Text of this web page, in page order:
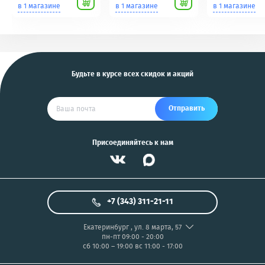
Scher-Khan,
Tomahawk, Pandora,
в 1 магазине
для фотоаппаратов
NIKON/SONY COOL
в 1 магазине
в 1 магазине
Будьте в курсе всех скидок и акций
Отправить
Присоединяйтесь к нам
+7 (343) 311-21-11
Екатеринбург, ул. 8 марта, 57
пн-пт 09:00 - 20:00
сб 10:00 – 19:00 вс 11:00 - 17:00